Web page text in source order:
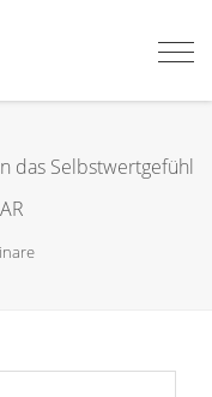
das Selbstwertgefühl